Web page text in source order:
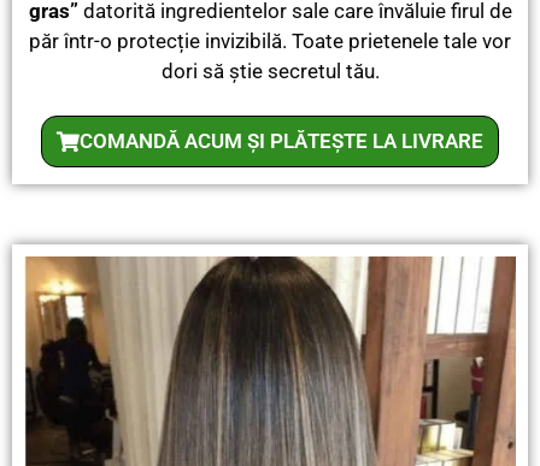
gras” datorită ingredientelor sale care învăluie firul de
păr într-o protecție invizibilă. Toate prietenele tale vor
dori să știe secretul tău.
COMANDĂ ACUM ȘI PLĂTEȘTE LA LIVRARE